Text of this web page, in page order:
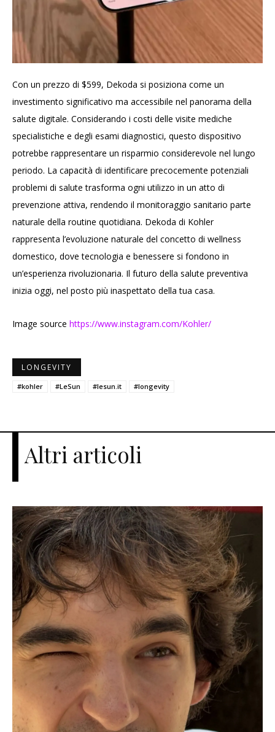
Con un prezzo di $599, Dekoda si posiziona come un
investimento significativo ma accessibile nel panorama della
salute digitale. Considerando i costi delle visite mediche
specialistiche e degli esami diagnostici, questo dispositivo
potrebbe rappresentare un risparmio considerevole nel lungo
periodo. La capacità di identificare precocemente potenziali
problemi di salute trasforma ogni utilizzo in un atto di
prevenzione attiva, rendendo il monitoraggio sanitario parte
naturale della routine quotidiana. Dekoda di Kohler
rappresenta l’evoluzione naturale del concetto di wellness
domestico, dove tecnologia e benessere si fondono in
un’esperienza rivoluzionaria. Il futuro della salute preventiva
inizia oggi, nel posto più inaspettato della tua casa.
Image source https://www.instagram.com/Kohler/
LONGEVITY
#kohler #LeSun #lesun.it #longevity
Altri articoli